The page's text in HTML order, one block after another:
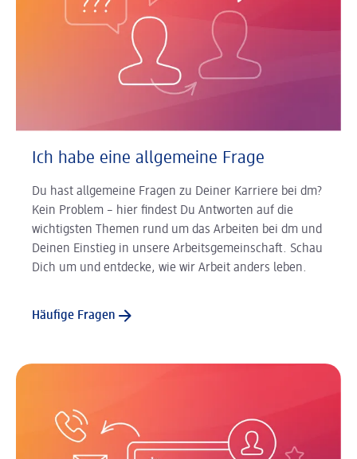
Ich habe eine allgemeine Frage
Du hast allgemeine Fragen zu Deiner Karriere bei dm?
Kein Problem – hier findest Du Antworten auf die
wichtigsten Themen rund um das Arbeiten bei dm und
Deinen Einstieg in unsere Arbeitsgemeinschaft. Schau
Dich um und entdecke, wie wir Arbeit anders leben.
Häufige Fragen